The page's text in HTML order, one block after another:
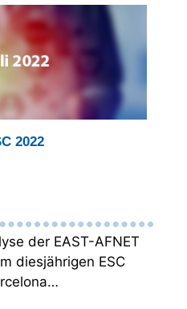
2022
der EAST-AFNET
diesjährigen ESC